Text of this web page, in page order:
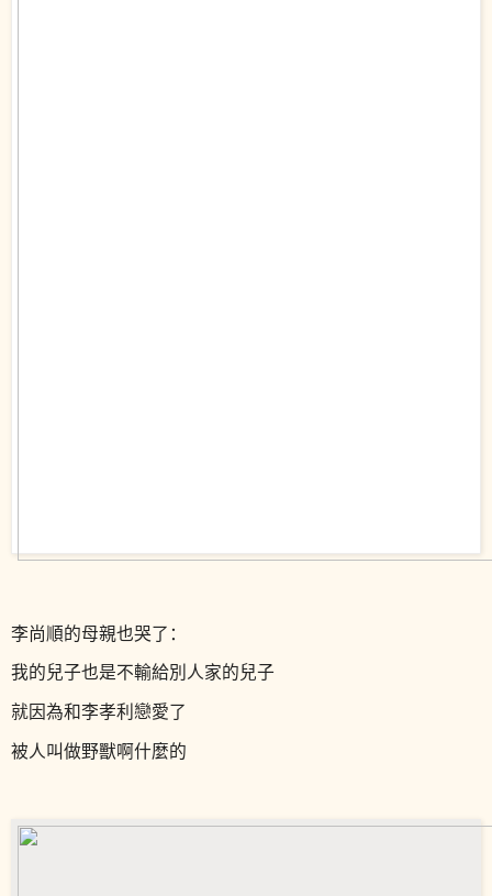
李尚順的母親也哭了：
我的兒子也是不輸給別人家的兒子
就因為和李孝利戀愛了
被人叫做野獸啊什麼的